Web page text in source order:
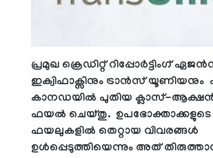
പ്രമുഖ ക്രെഡിറ്റ് റിപ്പോർട്ടിംഗ്
ഇക്വിഫാക്സിനും ട്രാൻസ് യൂണിയനും
കാനഡയിൽ പുതിയ ക്ലാസ്-
ഫയൽ ചെയ്തു. ഉപഭോക്താക്കളുടെ
ഫയലുകളിൽ തെറ്റായ വിവരങ്ങൾ
ഉൾപ്പെടുത്തിയെന്നും അത്